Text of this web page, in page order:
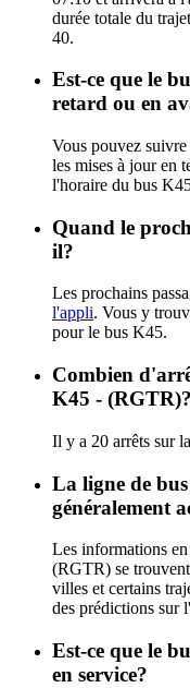
durée totale du
40.
Est-ce que le
retard ou en
Vous pouvez
les mises à jour en
l'horaire du bus
Quand le
il?
Les prochains
l'appli. Vous y
pour le bus K45.
Combien
K45 - (RGTR)?
Il y a 20 arrêts sur
La ligne de
généralement
Les informations
(RGTR) se trouvent
villes et certains
des prédictions sur
Est-ce que le
en service?